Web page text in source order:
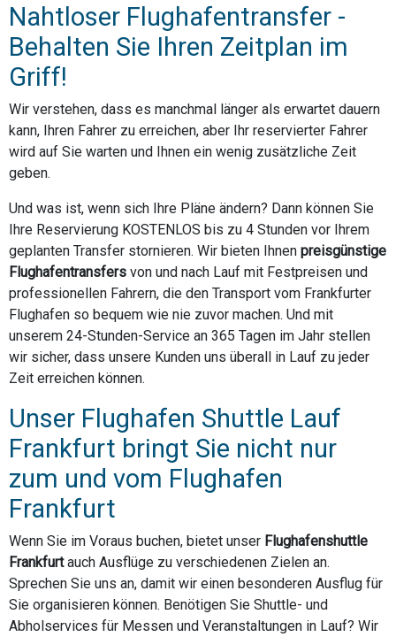
Nahtloser Flughafentransfer -
Behalten Sie Ihren Zeitplan im
Griff!
Wir verstehen, dass es manchmal länger als erwartet dauern
kann, Ihren Fahrer zu erreichen, aber Ihr reservierter Fahrer
wird auf Sie warten und Ihnen ein wenig zusätzliche Zeit
geben.
Und was ist, wenn sich Ihre Pläne ändern? Dann können Sie
Ihre Reservierung KOSTENLOS bis zu 4 Stunden vor Ihrem
geplanten Transfer stornieren. Wir bieten Ihnen preisgünstige
Flughafentransfers von und nach Lauf mit Festpreisen und
professionellen Fahrern, die den Transport vom Frankfurter
Flughafen so bequem wie nie zuvor machen. Und mit
unserem 24-Stunden-Service an 365 Tagen im Jahr stellen
wir sicher, dass unsere Kunden uns überall in Lauf zu jeder
Zeit erreichen können.
Unser Flughafen Shuttle Lauf
Frankfurt bringt Sie nicht nur
zum und vom Flughafen
Frankfurt
Wenn Sie im Voraus buchen, bietet unser Flughafenshuttle
Frankfurtauch Ausflüge zu verschiedenen Zielen an.
Sprechen Sie uns an, damit wir einen besonderen Ausflug für
Sie organisieren können. Benötigen Sie Shuttle- und
Abholservices für Messen und Veranstaltungen in Lauf? Wir